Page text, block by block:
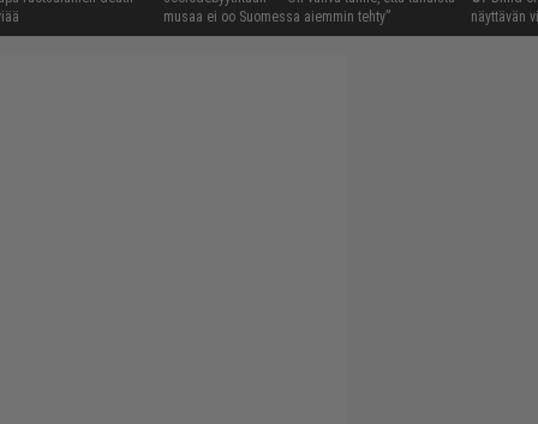
musaa ei oo Suomessa aiemmin tehty”
näyttävän